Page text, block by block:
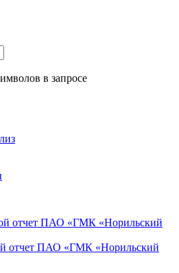
в запросе
отчет ПАО «ГМК «Норильский
отчет ПАО «ГМК «Норильский